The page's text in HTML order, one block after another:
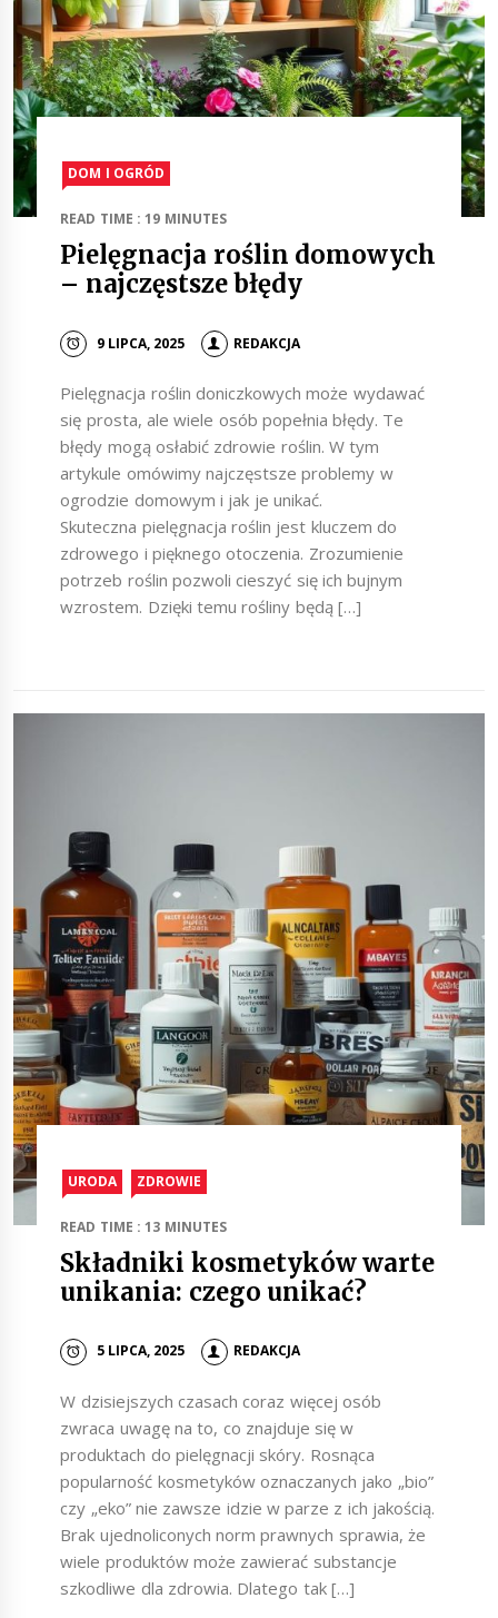
DOM I OGRÓD
READ TIME : 19 MINUTES
Pielęgnacja roślin domowych
– najczęstsze błędy
9 LIPCA, 2025 REDAKCJA
Pielęgnacja roślin doniczkowych może wydawać
się prosta, ale wiele osób popełnia błędy. Te
błędy mogą osłabić zdrowie roślin. W tym
artykule omówimy najczęstsze problemy w
ogrodzie domowym i jak je unikać.
Skuteczna pielęgnacja roślin jest kluczem do
zdrowego i pięknego otoczenia. Zrozumienie
potrzeb roślin pozwoli cieszyć się ich bujnym
wzrostem. Dzięki temu rośliny będą […]
URODA ZDROWIE
READ TIME : 13 MINUTES
Składniki kosmetyków warte
unikania: czego unikać?
5 LIPCA, 2025 REDAKCJA
W dzisiejszych czasach coraz więcej osób
zwraca uwagę na to, co znajduje się w
produktach do pielęgnacji skóry. Rosnąca
popularność kosmetyków oznaczanych jako „bio”
czy „eko” nie zawsze idzie w parze z ich jakością.
Brak ujednoliconych norm prawnych sprawia, że
wiele produktów może zawierać substancje
szkodliwe dla zdrowia. Dlatego tak […]